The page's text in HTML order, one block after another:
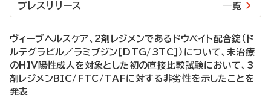
プレスリリース 一覧
ヴィーブヘルスケア、2剤レジメンであるドウベイト配合錠（ド
ルテグラビル／ラミブジン［DTG/3TC］）について、未治療
のHIV陽性成人を対象とした初の直接比較試験において、3
剤レジメンBIC/FTC/TAFに対する非劣性を示したことを
発表